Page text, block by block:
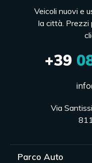
Veicoli nuovi e
la città. Prezzi
+39
Via
Parco Auto